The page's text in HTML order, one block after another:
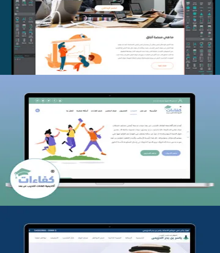
التفاصيل
كفاءات للتدريب
التفاصيل